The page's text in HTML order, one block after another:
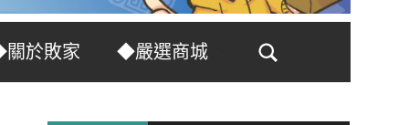
於敗家
◆嚴選商城
Search